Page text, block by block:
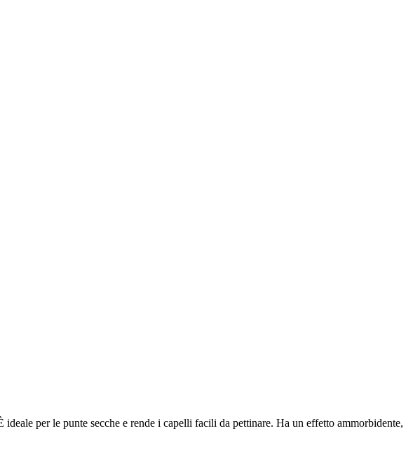
per le punte secche e rende i capelli facili da pettinare. Ha un effetto ammorbidente,